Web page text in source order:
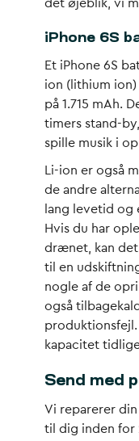
det øjeblik, vi
iPhone 6S
Et iPhone 6S
ion (lithium
på 1.715 mAh.
timers stand-
spille musik i
Li-ion er også
de andre
lang levetid og
Hvis du har
drænet, kan
til en
nogle af de
også
kapacitet
Send med
Vi reparerer
til dig inden for